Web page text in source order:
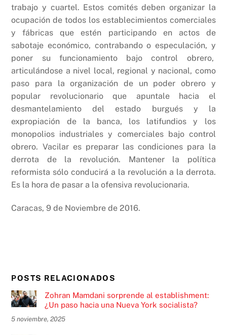
trabajo y cuartel. Estos comités deben organizar la
ocupación de todos los establecimientos comerciales
y fábricas que estén participando en actos de
sabotaje económico, contrabando o especulación, y
poner su funcionamiento bajo control obrero,
articulándose a nivel local, regional y nacional, como
paso para la organización de un poder obrero y
popular revolucionario que apuntale hacia el
desmantelamiento del estado burgués y la
expropiación de la banca, los latifundios y los
monopolios industriales y comerciales bajo control
obrero. Vacilar es preparar las condiciones para la
derrota de la revolución. Mantener la política
reformista sólo conducirá a la revolución a la derrota.
Es la hora de pasar a la ofensiva revolucionaria.
Caracas, 9 de Noviembre de 2016.
POSTS RELACIONADOS
Zohran Mamdani sorprende al establishment:
¿Un paso hacia una Nueva York socialista?
5 noviembre, 2025